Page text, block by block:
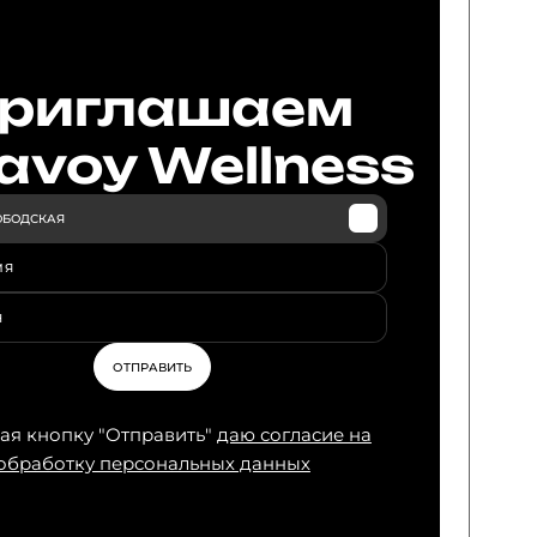
Wellness
ОТПРАВИТЬ
кнопку "Отправить" даю согласие на
персональных данных